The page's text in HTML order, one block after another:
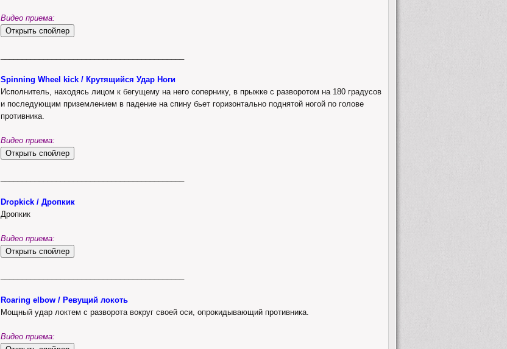
Видео приема:
Spinning Wheel kick / Крутящийся Удар Ноги
Исполнитель, находясь лицом к бегущему на него сопернику, в прыжке с разворотом на 180 градусов
и последующим приземлением в падение на спину бьет горизонтально поднятой ногой по голове
противника.
Видео приема:
Dropkick / Дропкик
Дропкик
Видео приема:
Roaring elbow / Ревущий локоть
Мощный удар локтем с разворота вокруг своей оси, опрокидывающий противника.
Видео приема: